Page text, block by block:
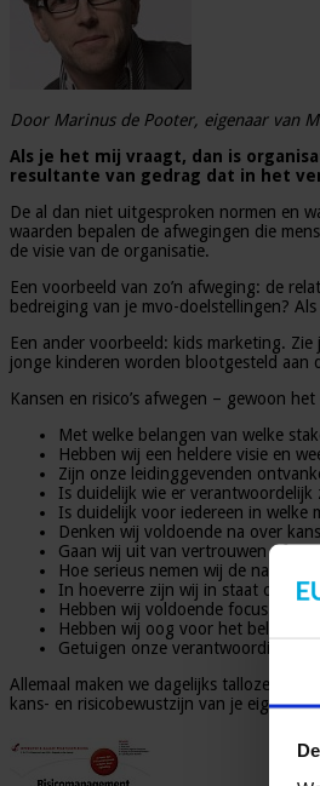
Door Marinus de Pooter, eigenaar van
Als je het mij vraagt, dan is
resultante van gedrag dat in het
De al dan niet uitgesproken normen en
waarden bepalen de afwegingen die
de visie van de organisatie.
Een voorbeeld van zo’n afweging: de
bedreiging van je mvo-doelstellingen?
Een ander voorbeeld: kids marketing.
jonge kinderen worden blootgesteld aan
Kansen en risico’s afwegen – gewoon
Met welke belangen van welke
Hebben wij een heldere visie en
Zijn onze leidinggevenden
Is duidelijk wie er verantwoordelijk
Is duidelijk voor iedereen in welke
Denken wij voldoende na over
Gaan wij uit van vertrouwen of
Hoe serieus nemen wij de
In hoeverre zijn wij in staat om
Hebben wij voldoende focus op
Hebben wij oog voor het belang
Getuigen onze verantwoordingen
Allemaal maken we dagelijks talloze
kans- en risicobewustzijn van je eigen